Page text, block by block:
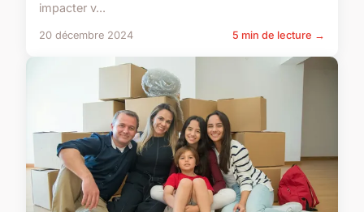
impacter v...
20 décembre 2024 5 min de lecture →